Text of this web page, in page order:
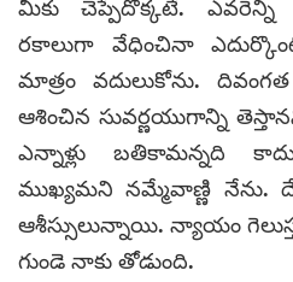
మీకు చెప్పేదొక్కటే. ఎవరెన్ని
రకాలుగా వేధించినా
మాత్రం వదులుకోను.
ఆశించిన సువర్ణయుగాన్ని
ఎన్నాళ్లు బతికామన్నది
ముఖ్యమని నమ్మేవాణ్ణి నేను.
ఆశీస్సులున్నాయి. న్యాయం
గుండె నాకు తోడుంది.